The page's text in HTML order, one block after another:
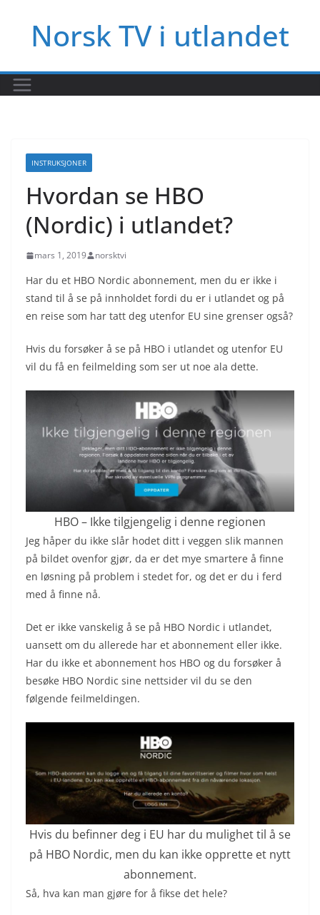
innholdetNorsk TV i utlandet
INSTRUKSJONER
Hvordan se HBO
(Nordic) i utlandet?
mars 1, 2019 norsktvi
Har du et HBO Nordic abonnement, men du er ikke i
stand til å se på innholdet fordi du er i utlandet og på
en reise som har tatt deg utenfor EU sine grenser også?
Hvis du forsøker å se på HBO i utlandet og utenfor EU
vil du få en feilmelding som ser ut noe ala dette.
HBO – Ikke tilgjengelig i denne regionen
Jeg håper du ikke slår hodet ditt i veggen slik mannen
på bildet ovenfor gjør, da er det mye smartere å finne
en løsning på problem i stedet for, og det er du i ferd
med å finne nå.
Det er ikke vanskelig å se på HBO Nordic i utlandet,
uansett om du allerede har et abonnement eller ikke.
Har du ikke et abonnement hos HBO og du forsøker å
besøke HBO Nordic sine nettsider vil du se den
følgende feilmeldingen.
Hvis du befinner deg i EU har du mulighet til å se
på HBO Nordic, men du kan ikke opprette et nytt
abonnement.
Så, hva kan man gjøre for å fikse det hele?